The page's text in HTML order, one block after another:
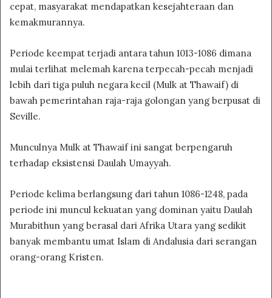
cepat, masyarakat mendapatkan kesejahteraan dan
kemakmurannya.
Periode keempat terjadi antara tahun 1013-1086 dimana
mulai terlihat melemah karena terpecah-pecah menjadi
lebih dari tiga puluh negara kecil (Mulk at Thawaif) di
bawah pemerintahan raja-raja golongan yang berpusat di
Seville.
Munculnya Mulk at Thawaif ini sangat berpengaruh
terhadap eksistensi Daulah Umayyah.
Periode kelima berlangsung dari tahun 1086-1248, pada
periode ini muncul kekuatan yang dominan yaitu Daulah
Murabithun yang berasal dari Afrika Utara yang sedikit
banyak membantu umat Islam di Andalusia dari serangan
orang-orang Kristen.